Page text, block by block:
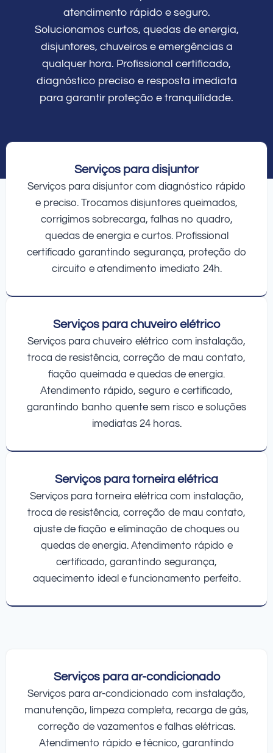
atendimento rápido e seguro.
Solucionamos curtos, quedas de energia,
disjuntores, chuveiros e emergências a
qualquer hora. Profissional certificado,
diagnóstico preciso e resposta imediata
para garantir proteção e tranquilidade.
Serviços para disjuntor
Serviços para disjuntor com diagnóstico rápido
e preciso. Trocamos disjuntores queimados,
corrigimos sobrecarga, falhas no quadro,
quedas de energia e curtos. Profissional
certificado garantindo segurança, proteção do
circuito e atendimento imediato 24h.
Serviços para chuveiro elétrico
Serviços para chuveiro elétrico com instalação,
troca de resistência, correção de mau contato,
fiação queimada e quedas de energia.
Atendimento rápido, seguro e certificado,
garantindo banho quente sem risco e soluções
imediatas 24 horas.
Serviços para torneira elétrica
Serviços para torneira elétrica com instalação,
troca de resistência, correção de mau contato,
ajuste de fiação e eliminação de choques ou
quedas de energia. Atendimento rápido e
certificado, garantindo segurança,
aquecimento ideal e funcionamento perfeito.
Serviços para ar-condicionado
Serviços para ar-condicionado com instalação,
manutenção, limpeza completa, recarga de gás,
correção de vazamentos e falhas elétricas.
Atendimento rápido e técnico, garantindo